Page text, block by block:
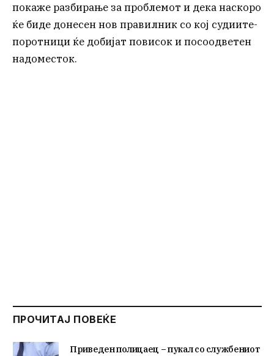
покаже разбирање за проблемот и дека наскоро
ќе биде донесен нов правилник со кој судиите-
поротници ќе добијат повисок и посоодветен
надоместок.
ПРОЧИТАЈ ПОВЕЌЕ
Приведен полицаец – пукал со службениот